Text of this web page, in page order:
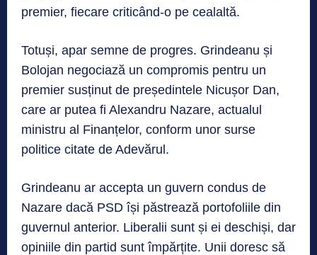
premier, fiecare criticând-o pe cealaltă.
Totuși, apar semne de progres. Grindeanu și
Bolojan negociază un compromis pentru un
premier susținut de președintele Nicușor Dan,
care ar putea fi Alexandru Nazare, actualul
ministru al Finanțelor, conform unor surse
politice citate de Adevărul.
Grindeanu ar accepta un guvern condus de
Nazare dacă PSD își păstrează portofoliile din
guvernul anterior. Liberalii sunt și ei deschiși, dar
opiniile din partid sunt împărțite. Unii doresc să